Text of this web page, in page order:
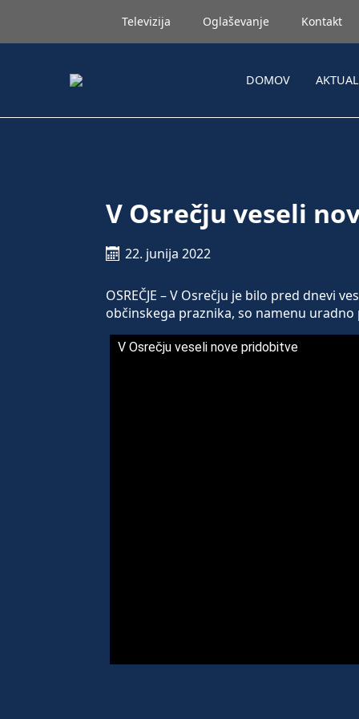
Televizija Oglaševanje Kontakt
DOMOV
V Osrečju veseli
22. junija 2022
OSREČJE – V Osrečju je bilo pred dnevi
občinskega praznika, so namenu
V Osrečju veseli nove pridobitve